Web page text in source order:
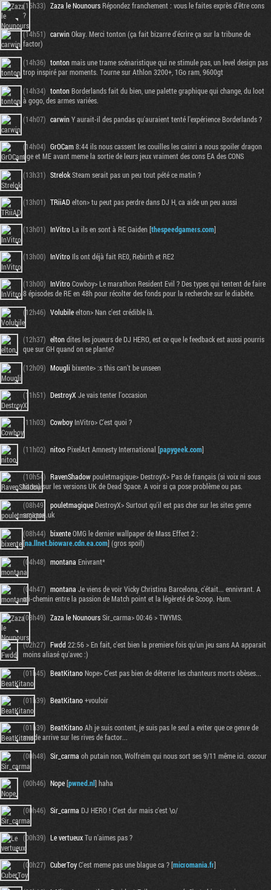
(15h33) Zaza le NounoursRépondez franchement : vous le faites exprès d'être cons
?
(14h51) carwinOkay. Merci tonton (ça fait bizarre d'écrire ça sur la tribune de
factor)
(14h36) tontonmais une trame scénaristique qui ne stimule pas, un level design pas
trop inspiré par moments. Tourne sur Athlon 3200+, 1Go ram, 9600gt
(14h34) tontonBorderlands fait du bien, une palette graphique qui change, du loot
à gogo, des armes variées.
(14h07) carwinY aurait-il des pandas qu'auraient tenté l'expérience Borderlands ?
(14h04) GrOCam8:44 ils nous cassent les couilles les cainri a nous spoiler dragon
age et ME avant meme la sortie de leurs jeux vraiment des cons EA des CONS
(13h31) StrelokSteam serait pas un peu tout pété ce matin ?
(13h01) TRiiADelton> tu peut pas perdre dans DJ H, ca aide un peu aussi
(13h01) InVitroLa ils en sont à RE Gaiden [thespeedgamers.com]
(13h00) InVitro Ils ont déjà fait RE0, Rebirth et RE2
(13h00) InVitroCowboy> Le marathon Resident Evil ? Des types qui tentent de faire
8 épisodes de RE en 48h pour récolter des fonds pour la recherche sur le diabète.
(12h46) Volubileelton> Nan c'est crédible là.
(12h37) eltondites les joueurs de DJ HERO, est ce que le feedback est aussi pourris
que sur GH quand on se plante?
(12h09) Mougli bixente> :s this can't be unseen
(11h51) DestroyX Je vais tenter l'occasion
(11h03) Cowboy InVitro> C'est quoi ?
(11h02) nitooPixelArt Amnesty International [papygeek.com]
(10h54) RavenShadowpouletmagique> DestroyX> Pas de français (si voix ni sous
titres) sur les versions UK de Dead Space. A voir si ça pose problème ou pas.
(08h49)
pouletmagiqueDestroyX> Surtout qu'il est pas cher sur les sites genre
amazon.uk
(08h44) bixenteOMG le dernier wallpaper de Mass Effect 2 :
[na.llnet.bioware.cdn.ea.com] (gros spoil)
(04h48) montana Enivrant*
(04h47) montana Je viens de voir Vicky Christina Barcelona, c'était... ennivrant. A
mi-chemin entre la passion de Match point et la légèreté de Scoop. Hum.
(03h49) Zaza le NounoursSir_carma> 00:46 > TWYMS.
(02h27) Fwdd22:56 > En fait, c'est bien la premiere fois qu'un jeu sans AA apparait
moins aliasé qu'avec :)
(01h45) BeatKitanoNope> C'est pas bien de déterrer les chanteurs morts obèses...
(01h39) BeatKitano+vouloir
(01h39) BeatKitanoAh je suis content, je suis pas le seul a eviter que ce genre de
merde arrive sur les rives de factor...
(00h48) Sir_carma oh putain non, Wolfreim qui nous sort ses 9/11 même ici. oscour
(00h46) Nope[pwned.nl] haha
(00h46) Sir_carma DJ HERO ! C'est dur mais c'est \o/
(00h39) Le vertueuxTu n'aimes pas ?
(00h27) CuberToyC'est meme pas une blague ca ? [micromania.fr]